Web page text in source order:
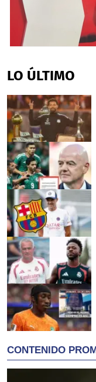
of
9
35
seconds
LO ÚLTIMO